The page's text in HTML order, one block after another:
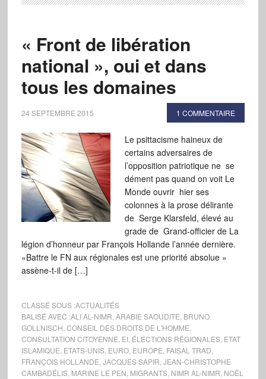
« Front de libération
national », oui et dans
tous les domaines
24 SEPTEMBRE 2015 1 COMMENTAIRE
Le psittacisme haineux de
certains adversaires de
l’opposition patriotique ne se
dément pas quand on voit Le
Monde ouvrir hier ses
colonnes à la prose délirante
de Serge Klarsfeld, élevé au
grade de Grand-officier de La
légion d’honneur par François Hollande l’année dernière.
«Battre le FN aux régionales est une priorité absolue »
assène-t-il de […]
CLASSÉ SOUS :ACTUALITÉS
BALISÉ AVEC :ALI AL-NIMR ARABIE SAOUDITE BRUNO
GOLLNISCH CONSEIL DES DROITS DE L'HOMME
CONSULTATION CITOYENNE EI, ÉLECTIONS RÉGIONALES, ETAT
ISLAMIQUE ETATS-UNIS, EURO, EUROPE FAISAL TRAD
FRANÇOIS HOLLANDE JACQUES SAPIR JEAN-CHRISTOPHE
CAMBADÉLIS, MARINE LE PEN MIGRANTS, NIMR AL-NIMR NOËL